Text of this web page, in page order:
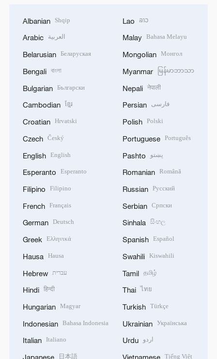
Albanian Shqip
Arabic العربية
Belarusian Беларуская
Bengali বাংলা
Bulgarian Български
Cambodian ខ្មែរ
Croatian Hrvatski
Czech Český
English English
Esperanto Esperanto
Filipino Filipino
French Français
German Deutsch
Greek Ελληνικά
Hausa Hausa
Hebrew עברית
Hindi हिन्दी
Hungarian Magyar
Indonesian Bahasa Indonesia
Italian Italiano
Japanese 日本語
Lao ລາວ
Malay Bahasa Melayu
Mongolian Монгол
Myanmar မြန်မာဘာသာ
Nepali नेपाली
Persian فارسی
Polish Polski
Portuguese Português
Pashto پښتو
Romanian Română
Russian Русский
Serbian Српски
Sinhala සිංහල
Spanish Español
Swahili Kiswahili
Tamil தமிழ்
Thai ไทย
Turkish Türkçe
Ukrainian Українська
Urdu اردو
Vietnamese Tiếng Việt